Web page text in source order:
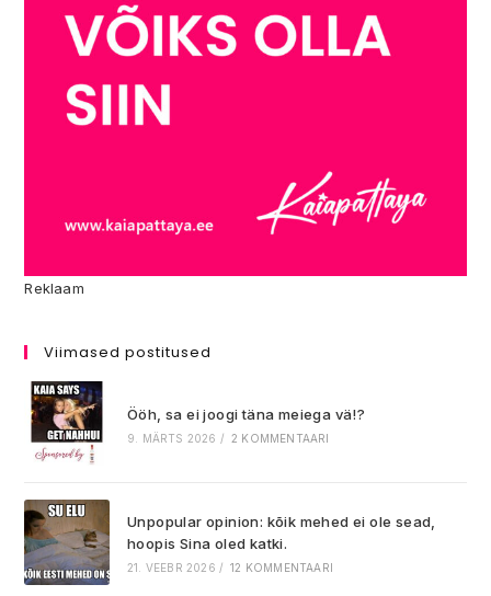
Reklaam
Viimased postitused
Ööh, sa ei joogi täna meiega vä!?
9. MÄRTS 2026 / 2 KOMMENTAARI
Unpopular opinion: kõik mehed ei ole sead,
hoopis Sina oled katki.
21. VEEBR 2026 / 12 KOMMENTAARI